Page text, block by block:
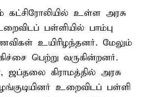
கட்சிரோலியில் உள்ள அரசு
பள்ளியில் பாம்பு
உயிரிழந்தனர். மேலும்
பெற்று வருகின்றனர்.
ஜப்தலை கிராமத்தில் அரசு
உறைவிடப் பள்ளி